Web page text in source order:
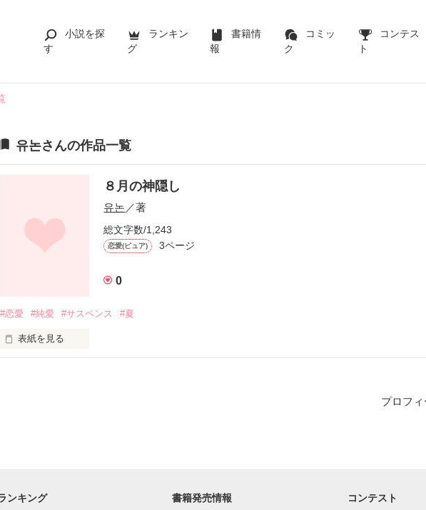
小説を探
す
ランキン
グ
書籍情
報
コミッ
ク
コンテス
ト
유논さんの作品一覧
８月の神隠し
유논 ／著
総文字数/1,243
恋愛(ピュア) 3ページ
0
#恋愛 #純愛 #サスペンス #夏
表紙を見る
プロフ
ンキング 書籍発売情報 コンテスト